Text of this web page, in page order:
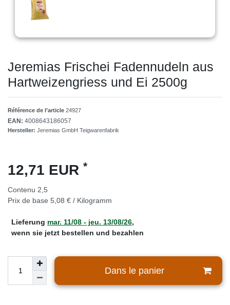
Jeremias Frischei Fadennudeln aus
Hartweizengriess und Ei 2500g
Référence de l’article 24927
EAN: 4008643186057
Hersteller: Jeremias GmbH Teigwarenfabrik
12,71 EUR *
Contenu 2,5
Prix de base 5,08 € / Kilogramm
Lieferung mar. 11/08 - jeu. 13/08/26,
wenn sie jetzt bestellen und bezahlen
Dans le panier